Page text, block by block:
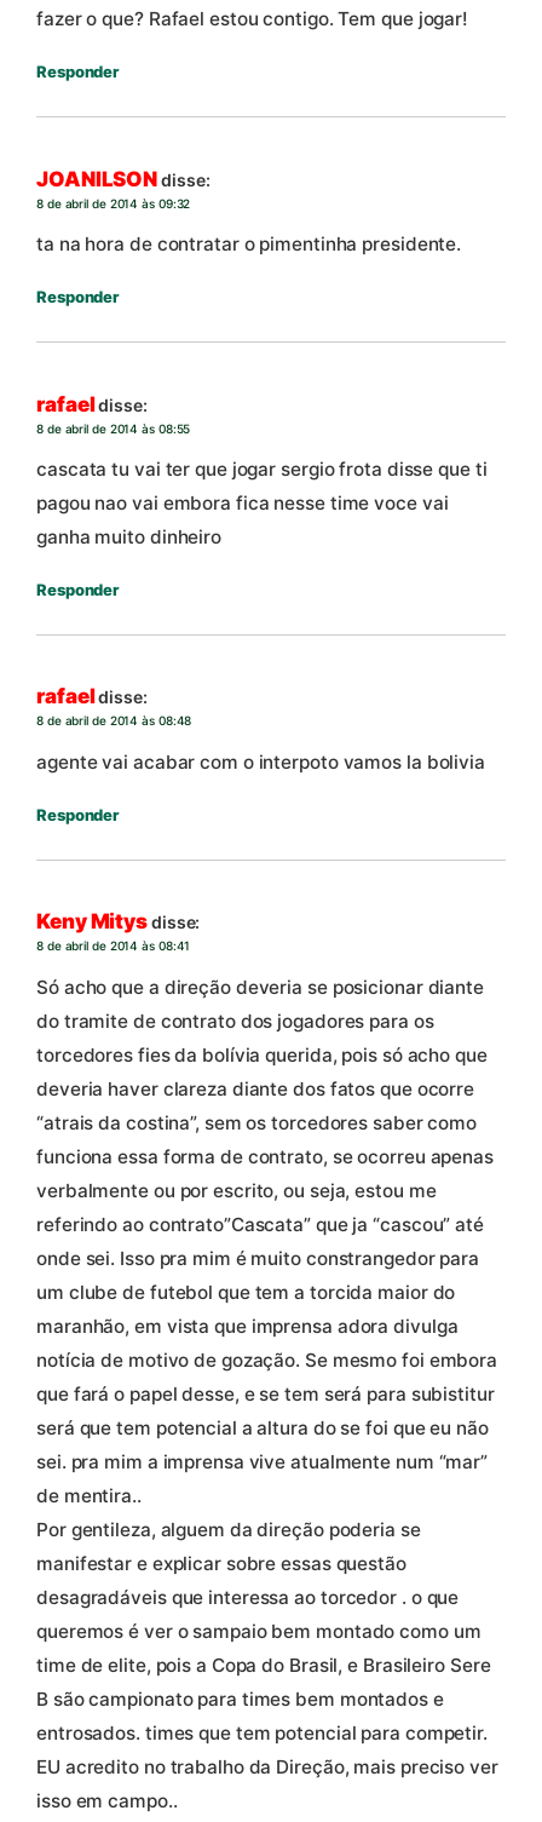
fazer o que? Rafael estou contigo. Tem que jogar!
Responder
JOANILSONdisse:
8 de abril de 2014 às 09:32
ta na hora de contratar o pimentinha presidente.
Responder
rafaeldisse:
8 de abril de 2014 às 08:55
cascata tu vai ter que jogar sergio frota disse que ti
pagou nao vai embora fica nesse time voce vai
ganha muito dinheiro
Responder
rafaeldisse:
8 de abril de 2014 às 08:48
agente vai acabar com o interpoto vamos la bolivia
Responder
Keny Mitysdisse:
8 de abril de 2014 às 08:41
Só acho que a direção deveria se posicionar diante
do tramite de contrato dos jogadores para os
torcedores fies da bolívia querida, pois só acho que
deveria haver clareza diante dos fatos que ocorre
“atrais da costina”, sem os torcedores saber como
funciona essa forma de contrato, se ocorreu apenas
verbalmente ou por escrito, ou seja, estou me
referindo ao contrato”Cascata” que ja “cascou” até
onde sei. Isso pra mim é muito constrangedor para
um clube de futebol que tem a torcida maior do
maranhão, em vista que imprensa adora divulga
notícia de motivo de gozação. Se mesmo foi embora
que fará o papel desse, e se tem será para subistitur
será que tem potencial a altura do se foi que eu não
sei. pra mim a imprensa vive atualmente num “mar”
de mentira..
Por gentileza, alguem da direção poderia se
manifestar e explicar sobre essas questão
desagradáveis que interessa ao torcedor . o que
queremos é ver o sampaio bem montado como um
time de elite, pois a Copa do Brasil, e Brasileiro Sere
B são campionato para times bem montados e
entrosados. times que tem potencial para competir.
EU acredito no trabalho da Direção, mais preciso ver
isso em campo..